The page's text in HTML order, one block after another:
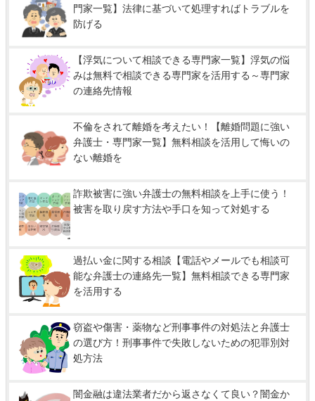
門家一覧】法律に基づいて処理すればトラブルを
防げる
【浮気について相談できる専門家一覧】浮気の悩
みは無料で相談できる専門家を活用する～専門家
の連絡先情報
不倫をされて離婚を考えたい！【離婚問題に強い
弁護士・専門家一覧】無料相談を活用して悔いの
ない離婚を
詐欺被害に強い弁護士の無料相談を上手に使う！
被害を取り戻す方法や手口を知って対処する
過払い金に関する相談【電話やメールでも相談可
能な弁護士の連絡先一覧】無料相談できる専門家
を活用する
窃盗や傷害・薬物など刑事事件の対処法と弁護士
の選び方！刑事事件で失敗しないための犯罪別対
処方法
闇金融は違法業者だから返さなくて良い？闇金か